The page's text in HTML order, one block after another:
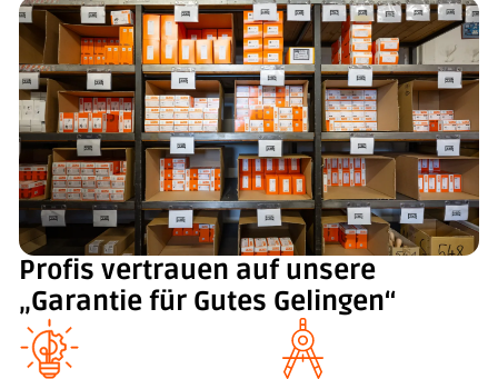
Profis vertrauen auf unsere
„Garantie für Gutes Gelingen“